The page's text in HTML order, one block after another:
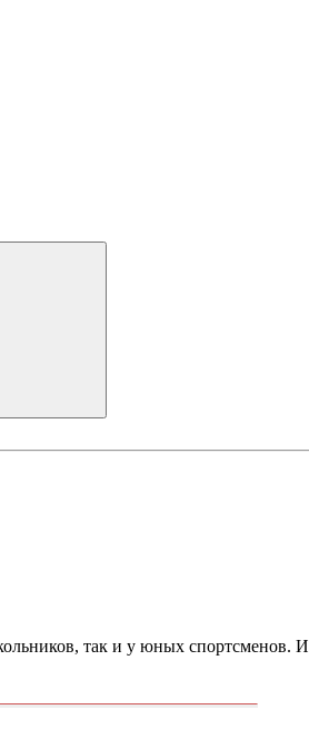
так и у юных спортсменов. И